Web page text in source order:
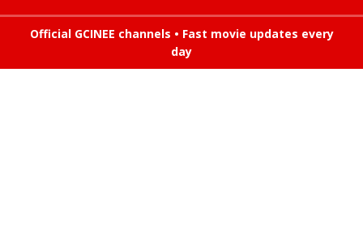
Official GCINEE channels • Fast movie updates every
day